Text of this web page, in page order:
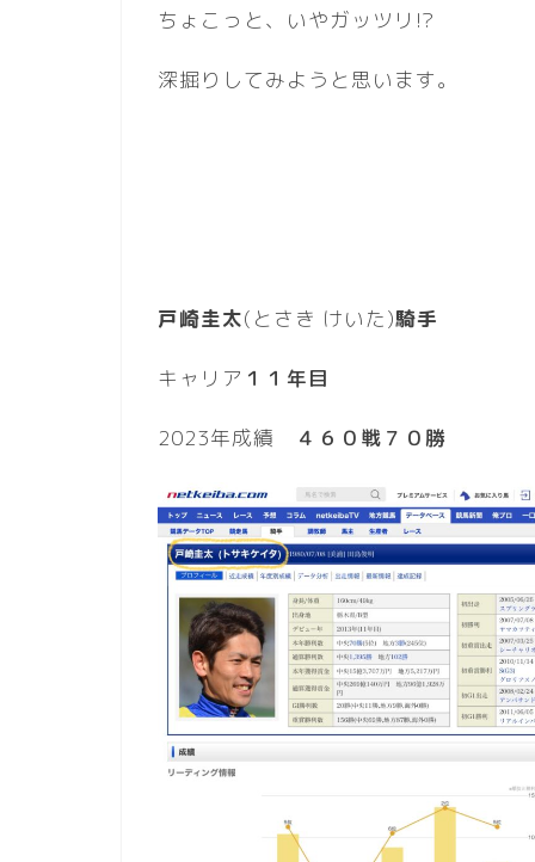
ちょこっと、いやガッツリ!?
深掘りしてみようと思います。
戸崎圭太(とさき けいた)騎手
キャリア １１年目
2023年成績 ４６０戦７０勝